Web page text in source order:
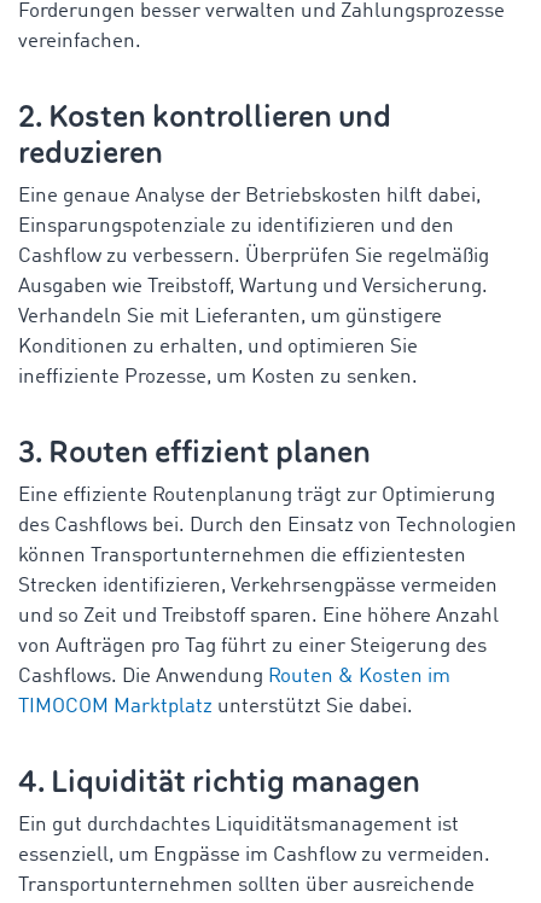
Forderungen besser verwalten und Zahlungsprozesse
vereinfachen.
2. Kosten kontrollieren und
reduzieren
Eine genaue Analyse der Betriebskosten hilft dabei,
Einsparungspotenziale zu identifizieren und den
Cashflow zu verbessern. Überprüfen Sie regelmäßig
Ausgaben wie Treibstoff, Wartung und Versicherung.
Verhandeln Sie mit Lieferanten, um günstigere
Konditionen zu erhalten, und optimieren Sie
ineffiziente Prozesse, um Kosten zu senken.
3. Routen effizient planen
Eine effiziente Routenplanung trägt zur Optimierung
des Cashflows bei. Durch den Einsatz von Technologien
können Transportunternehmen die effizientesten
Strecken identifizieren, Verkehrsengpässe vermeiden
und so Zeit und Treibstoff sparen. Eine höhere Anzahl
von Aufträgen pro Tag führt zu einer Steigerung des
Cashflows. Die Anwendung Routen & Kosten im
TIMOCOM Marktplatz unterstützt Sie dabei.
4. Liquidität richtig managen
Ein gut durchdachtes Liquiditätsmanagement ist
essenziell, um Engpässe im Cashflow zu vermeiden.
Transportunternehmen sollten über ausreichende